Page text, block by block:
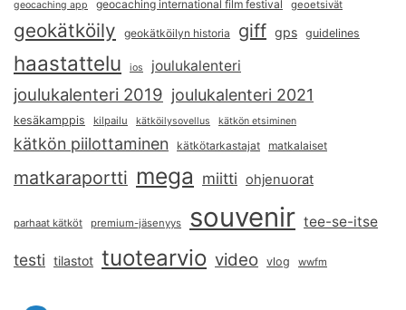
geocaching app geocaching international film festival geoetsivät
geokätköily geokätköilyn historia giff gps guidelines
haastattelu ios joulukalenteri
joulukalenteri 2019 joulukalenteri 2021
kesäkamppis kilpailu kätköilysovellus kätkön etsiminen
kätkön piilottaminen kätkötarkastajat matkalaiset
matkaraportti mega miitti ohjenuorat
parhaat kätköt premium-jäsenyys souvenir tee-se-itse
testi tilastot tuotearvio video vlog wwfm